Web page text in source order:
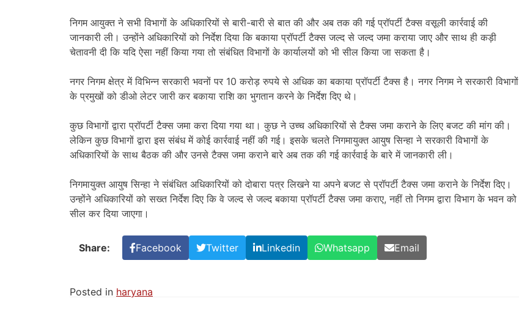
निगम आयुक्त ने सभी विभागों के अधिकारियों से बारी-बारी से बात की और अब तक की गई प्रॉपर्टी टैक्स वसूली कार्रवाई की
जानकारी ली। उन्होंने अधिकारियों को निर्देश दिया कि बकाया प्रॉपर्टी टैक्स जल्द से जल्द जमा कराया जाए और साथ ही कड़ी
चेतावनी दी कि यदि ऐसा नहीं किया गया तो संबंधित विभागों के कार्यालयों को भी सील किया जा सकता है।
नगर निगम क्षेत्र में विभिन्न सरकारी भवनों पर 10 करोड़ रुपये से अधिक का बकाया प्रॉपर्टी टैक्स है। नगर निगम ने सरकारी विभागों
के प्रमुखों को डीओ लेटर जारी कर बकाया राशि का भुगतान करने के निर्देश दिए थे।
कुछ विभागों द्वारा प्रॉपर्टी टैक्स जमा करा दिया गया था। कुछ ने उच्च अधिकारियों से टैक्स जमा कराने के लिए बजट की मांग की।
लेकिन कुछ विभागों द्वारा इस संबंध में कोई कार्रवाई नहीं की गई। इसके चलते निगमायुक्त आयुष सिन्हा ने सरकारी विभागों के
अधिकारियों के साथ बैठक की और उनसे टैक्स जमा कराने बारे अब तक की गई कार्रवाई के बारे में जानकारी ली।
निगमायुक्त आयुष सिन्हा ने संबंधित अधिकारियों को दोबारा पत्र लिखने या अपने बजट से प्रॉपर्टी टैक्स जमा कराने के निर्देश दिए।
उन्होंने अधिकारियों को सख्त निर्देश दिए कि वे जल्द से जल्द बकाया प्रॉपर्टी टैक्स जमा कराए, नहीं तो निगम द्वारा विभाग के भवन को
सील कर दिया जाएगा।
Share: Facebook Twitter Linkedin Whatsapp Email
Posted in haryana